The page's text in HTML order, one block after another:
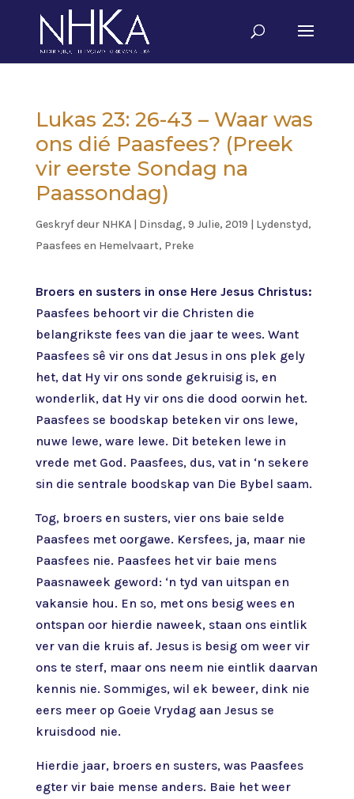
Lukas 23: 26-43 – Waar was
ons dié Paasfees? (Preek
vir eerste Sondag na
Paassondag)
Geskryf deur NHKA| Dinsdag, 9 Julie, 2019 | Lydenstyd,
Paasfees en Hemelvaart, Preke
Broers en susters in onse Here Jesus Christus:
Paasfees behoort vir die Christen die
belangrikste fees van die jaar te wees. Want
Paasfees sê vir ons dat Jesus in ons plek gely
het, dat Hy vir ons sonde gekruisig is, en
wonderlik, dat Hy vir ons die dood oorwin het.
Paasfees se boodskap beteken vir ons lewe,
nuwe lewe, ware lewe. Dit beteken lewe in
vrede met God. Paasfees, dus, vat in ‘n sekere
sin die sentrale boodskap van Die Bybel saam.
Tog, broers en susters, vier ons baie selde
Paasfees met oorgawe. Kersfees, ja, maar nie
Paasfees nie. Paasfees het vir baie mens
Paasnaweek geword: ‘n tyd van uitspan en
vakansie hou. En so, met ons besig wees en
ontspan oor hierdie naweek, staan ons eintlik
ver van die kruis af. Jesus is besig om weer vir
ons te sterf, maar ons neem nie eintlik daarvan
kennis nie. Sommiges, wil ek beweer, dink nie
eers meer op Goeie Vrydag aan Jesus se
kruisdood nie.
Hierdie jaar, broers en susters, was Paasfees
egter vir baie mense anders. Baie het weer